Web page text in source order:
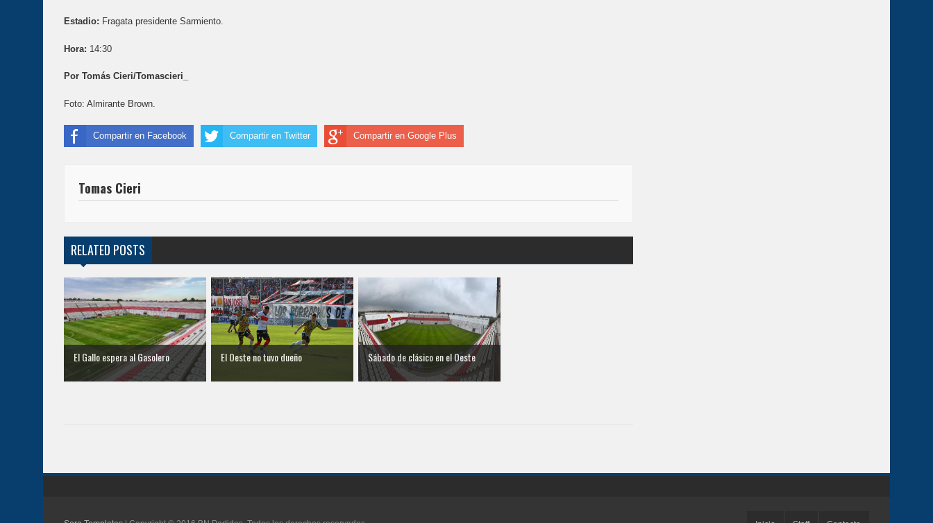
Estadio: Fragata presidente Sarmiento.
Hora: 14:30
Por Tomás Cieri/Tomascieri_
Foto: Almirante Brown.
Compartir en Facebook Compartir en Twitter Compartir en Google Plus
Tomas Cieri
RELATED POSTS
El Gallo espera al Gasolero El Oeste no tuvo dueño Sábado de clásico en el Oeste